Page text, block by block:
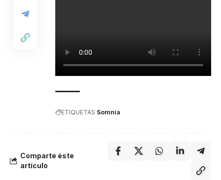
ETIQUETAS Somnia
Comparte éste
artículo